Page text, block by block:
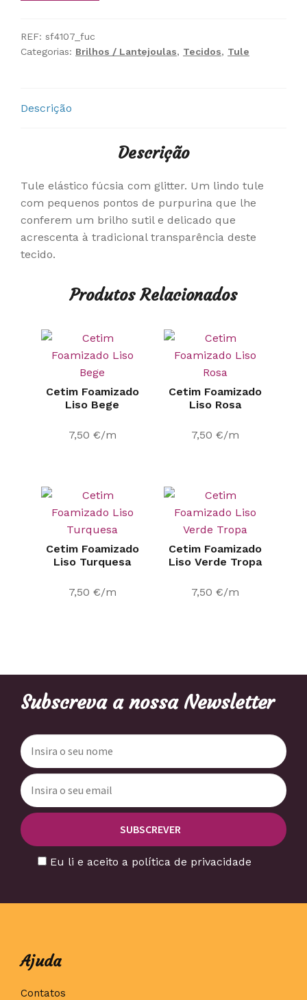
REF: sf4107_fuc
Categorias: Brilhos / Lantejoulas, Tecidos, Tule
Descrição
Descrição
Tule elástico fúcsia com glitter. Um lindo tule
com pequenos pontos de purpurina que lhe
conferem um brilho sutil e delicado que
acrescenta à tradicional transparência deste
tecido.
Produtos Relacionados
Cetim Foamizado
Liso Bege
7,50 €/m
Cetim Foamizado
Liso Rosa
7,50 €/m
Cetim Foamizado
Liso Turquesa
7,50 €/m
Cetim Foamizado
Liso Verde Tropa
7,50 €/m
Subscreva a nossa Newsletter
Eu li e aceito a política de privacidade
Ajuda
Contatos